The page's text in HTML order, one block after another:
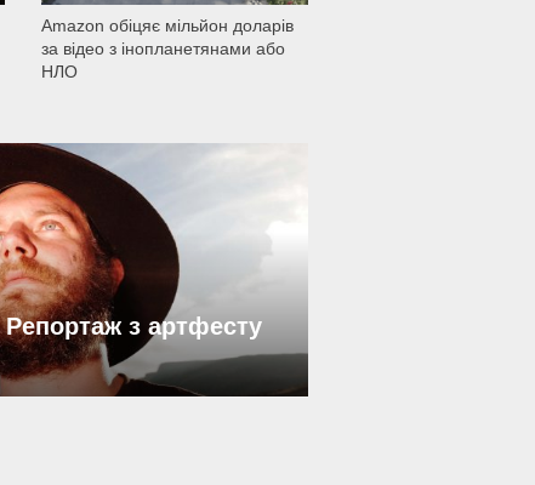
Amazon обіцяє мільйон доларів
за відео з інопланетянами або
НЛО
з артфесту